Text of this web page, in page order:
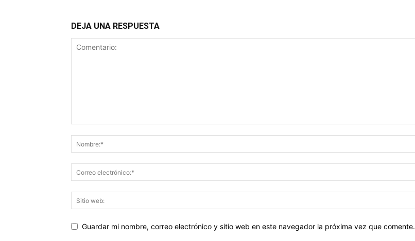
DEJA UNA RESPUESTA
Guardar mi nombre, correo electrónico y sitio web en este navegador la próxima vez que comente.